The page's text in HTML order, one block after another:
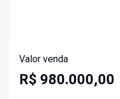
Valor venda
R$ 980.000,00